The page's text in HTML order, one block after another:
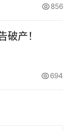
856
破产！
694